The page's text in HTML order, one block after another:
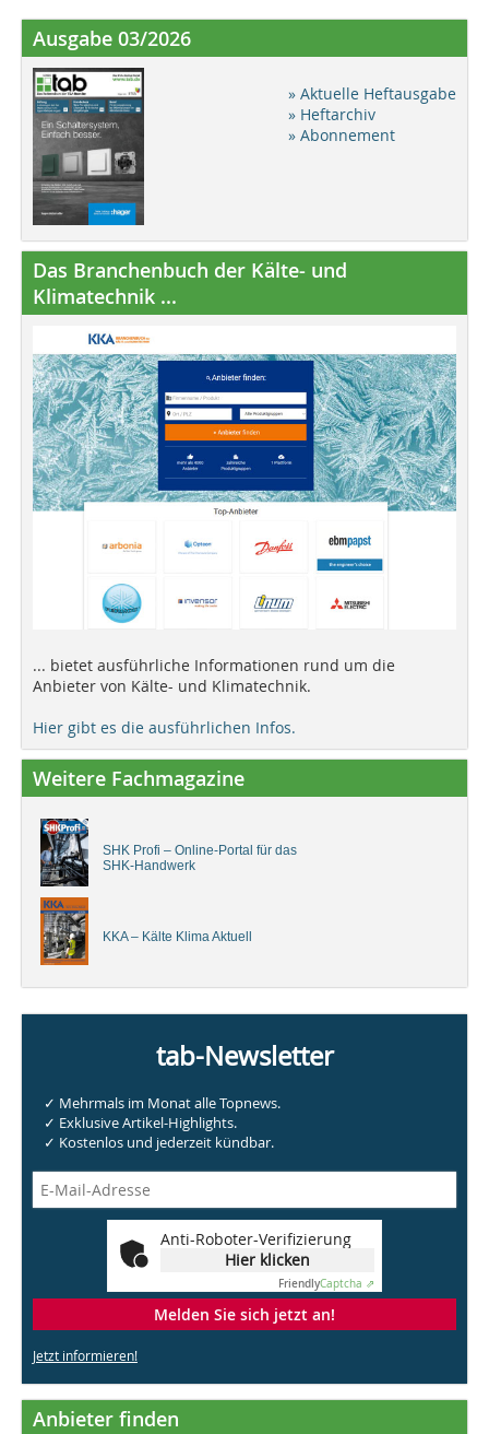
Ausgabe 03/2026
» Aktuelle Heftausgabe
» Heftarchiv
» Abonnement
Das Branchenbuch der Kälte- und
Klimatechnik ...
... bietet ausführliche Informationen rund um die
Anbieter von Kälte- und Klimatechnik.
Hier gibt es die ausführlichen Infos.
Weitere Fachmagazine
SHK Profi – Online-Portal für das
SHK-Handwerk
KKA – Kälte Klima Aktuell
tab-Newsletter
✓ Mehrmals im Monat alle Topnews.
✓ Exklusive Artikel-Highlights.
✓ Kostenlos und jederzeit kündbar.
Anti-Roboter-Verifizierung
Hier klicken
FriendlyCaptcha ⇗
Melden Sie sich jetzt an!
Jetzt informieren!
Anbieter finden